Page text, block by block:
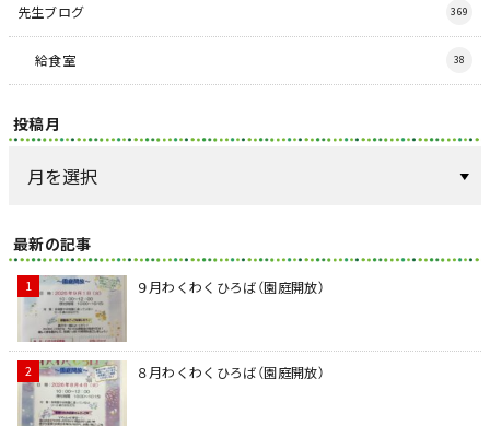
先生ブログ 369
給食室 38
投稿月
最新の記事
９月わくわくひろば（園庭開放）
８月わくわくひろば（園庭開放）